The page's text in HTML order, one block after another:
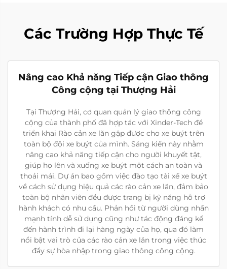
Các Trường Hợp Thực Tế
Nâng cao Khả năng Tiếp cận Giao thông
Công cộng tại Thượng Hải
Tại Thượng Hải, cơ quan quản lý giao thông công
cộng của thành phố đã hợp tác với Xinder-Tech để
triển khai Rào cản xe lăn gập được cho xe buýt trên
toàn bộ đội xe buýt của mình. Sáng kiến này nhằm
nâng cao khả năng tiếp cận cho người khuyết tật,
giúp họ lên và xuống xe buýt một cách an toàn và
thoải mái. Dự án bao gồm việc đào tạo tài xế xe buýt
về cách sử dụng hiệu quả các rào cản xe lăn, đảm bảo
toàn bộ nhân viên đều được trang bị kỹ năng hỗ trợ
hành khách có nhu cầu. Phản hồi từ người dùng nhấn
mạnh tính dễ sử dụng cũng như tác động đáng kể
đến hành trình đi lại hàng ngày của họ, qua đó làm
nổi bật vai trò của các rào cản xe lăn trong việc thúc
đẩy sự hòa nhập trong giao thông công cộng.